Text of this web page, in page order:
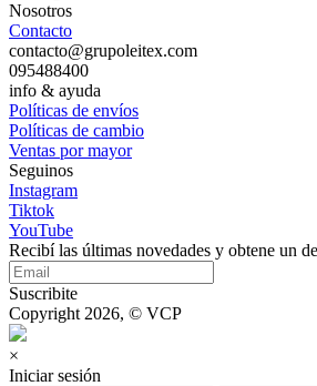
Nosotros
Contacto
contacto@grupoleitex.com
095488400
info & ayuda
Políticas de envíos
Políticas de cambio
Ventas por mayor
Seguinos
Instagram
Tiktok
YouTube
Recibí las últimas novedades y obtene un
Suscribite
Copyright 2026, © VCP
×
Iniciar sesión